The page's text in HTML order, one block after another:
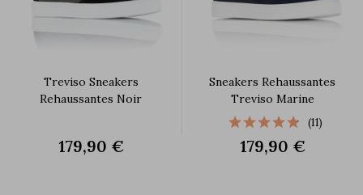
Treviso Sneakers
Rehaussantes Noir
179,90 €
Sneakers Rehaussantes
Treviso Marine
(11)
179,90 €